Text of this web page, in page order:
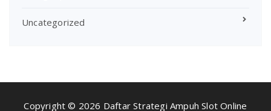
Uncategorized
Copyright © 2026 Daftar Strategi Ampuh Slot Online